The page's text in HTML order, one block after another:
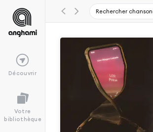
Découvrir
Votre
bibliothèque